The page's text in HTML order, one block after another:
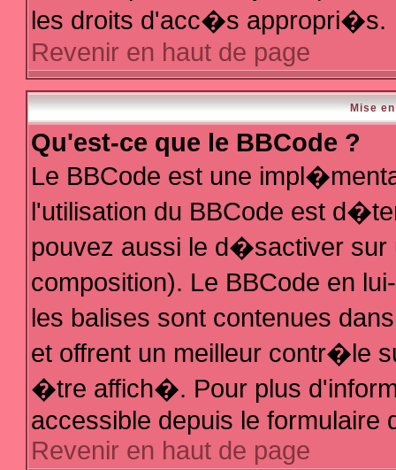
les droits d'acc�s appropri�s.
Revenir en haut de page
Mise
Qu'est-ce que le BBCode ?
Le BBCode est une
l'utilisation du BBCode est
pouvez aussi le d�sactiver sur
composition). Le BBCode en
les balises sont contenues
et offrent un meilleur contr�le
�tre affich�. Pour plus
accessible depuis le formulaire
Revenir en haut de page